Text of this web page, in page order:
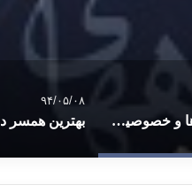
ویژگی ها و خصوصیات علمی و فکری مکتب ظاهریه ی جدید
۹۴/۰۵/۰۸